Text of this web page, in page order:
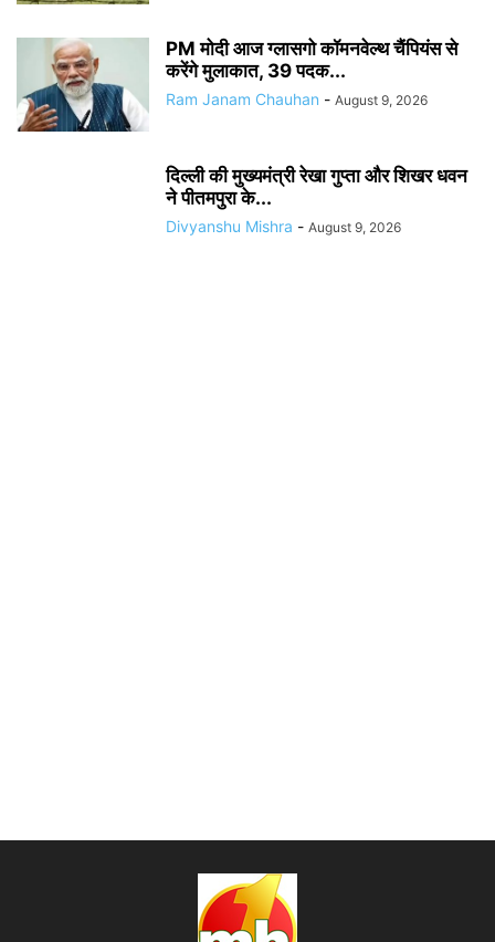
PM मोदी आज ग्लासगो कॉमनवेल्थ चैंपियंस से
करेंगे मुलाकात, 39 पदक...
Ram Janam Chauhan - August 9, 2026
दिल्ली की मुख्यमंत्री रेखा गुप्ता और शिखर धवन
ने पीतमपुरा के...
Divyanshu Mishra - August 9, 2026